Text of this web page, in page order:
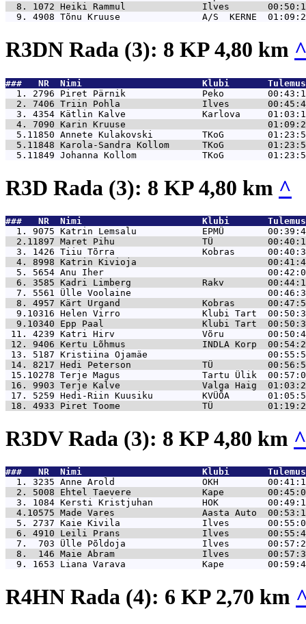
  8. 1072
Heiki Rammul              Ilves
  9. 4908
Tõnu Kruuse               A/S  KERNE
R3DN Rada (3): 8 KP 4,80 km
###   NR  Nimi                      Klubi
  1. 2796
Piret Pärnik              Peko
  2. 7406
Triin Pohla               Ilves
  3. 4354
Kätlin Kalve              Karlova
  4. 7090
Karin Kruuse
  5.11850
Annete Kulakovski         TKoG
  5.11848
Karola-Sandra Kollom      TKoG
  5.11849
Johanna Kollom            TKoG
R3D Rada (3): 8 KP 4,80 km ^
###   NR  Nimi                      Klubi
  1. 9075
Katrin Lemsalu            EPMÜ
  2.11897
Maret Pihu                TÜ
  3. 1426
Tiiu Tõrra                Kobras
  4. 8998
Katrin Kivioja
  5. 5654
Anu Iher
  6. 3585
Kadri Limberg             Rakv
  7. 5561
Ülle Voolaine
  8. 4957
Kärt Urgand               Kobras
  9.10316
Helen Virro               Klubi Tart
  9.10340
Epp Paal                  Klubi Tart
11. 4239 Katri Hirv                Võru
12. 9406 Kertu Lõhmus              INDLA Korp
13. 5187 Kristiina Ojamäe
14. 8217 Hedi Peterson             TÜ
15.10278 Terje Magus               Tartu Ülik
16. 9903 Terje Kalve               Valga Haig
17. 5259 Hedi-Riin Kuusiku         KVÜÕA
18. 4933 Piret Toome               TÜ
R3DV Rada (3): 8 KP 4,80 km ^
###   NR  Nimi                      Klubi
  1. 3235
Anne Arold                OKH
  2. 5008
Ehtel Taevere             Kape
  3. 1084
Kersti Kristjuhan         HOK
  4.10575
Made Vares                Aasta Auto
  5. 2737
Kaie Kivila               Ilves
  6. 4910
Leili Prans               Ilves
  7.  703
Ülle Põldoja              Ilves
  8.  146
Maie Abram                Ilves
  9. 1653
Liana Varava              Kape
R4HN Rada (4): 6 KP 2,70 km